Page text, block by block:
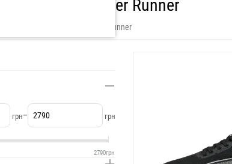
взуття PUMA Flyer Runner
Колекція взуття PUMA Flyer Runner
грн– грн
2790грн